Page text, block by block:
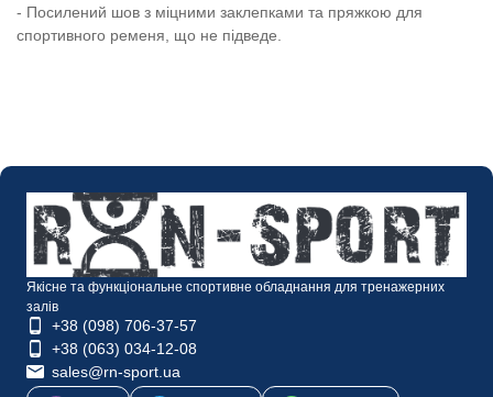
- Посилений шов з міцними заклепками та пряжкою для
спортивного ременя, що не підведе.
Якісне та функціональне спортивне обладнання для тренажерних
залів
+38 (098) 706-37-57
+38 (063) 034-12-08
sales@rn-sport.ua